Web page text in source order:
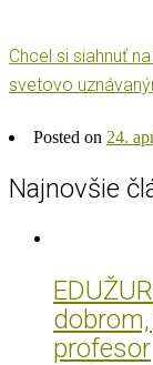
Chcel si siahnuť
svetovo
Posted on 24.
Najnovšie
profesor